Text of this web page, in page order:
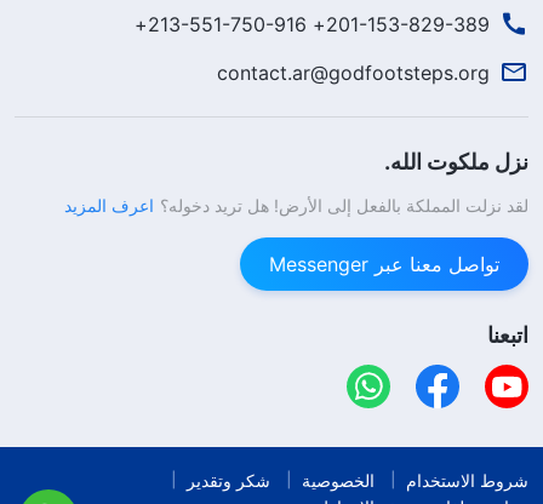
201-153-829-389+ 213-551-750-916+
contact.ar@godfootsteps.org
نزل ملكوت الله.
لقد نزلت المملكة بالفعل إلى الأرض! هل تريد دخوله؟ اعرف المزيد
تواصل معنا عبر Messenger
اتبعنا
شروط الاستخدام الخصوصية
شكر وتقدير